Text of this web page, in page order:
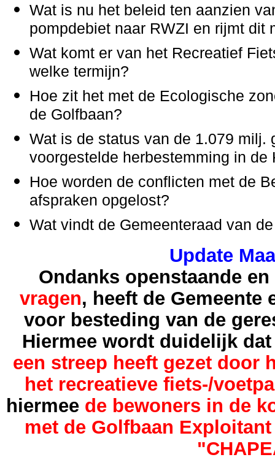
Wat is nu het beleid ten aanzien
pompdebiet naar RWZI en rijmt dit
Wat komt er van het Recreatief
welke termijn?
Hoe zit het met de Ecologische
de Golfbaan?
Wat is de status van de 1.079 milj.
voorgestelde herbestemming in
Hoe worden de conflicten met de
afspraken opgelost?
Wat vindt de Gemeenteraad van
Update
Ondanks openstaande en
vragen, heeft de Gemeente
voor besteding van de
Hiermee wordt duidelijk dat
een streep heeft gezet door
het recreatieve fiets-/
hiermee de bewoners in de
met de Golfbaan Exploitant